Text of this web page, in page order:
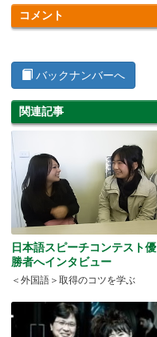
コメント
バックナンバーへ
関連記事
日本語スピーチコンテスト優
勝者へインタビュー
＜外国語＞取得のコツを学ぶ